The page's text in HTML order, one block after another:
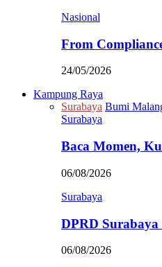
Nasional
From
24/05/2026
Kampung Raya
Surabaya Bumi
Surabaya
Baca Momen,
06/08/2026
Surabaya
DPRD
06/08/2026